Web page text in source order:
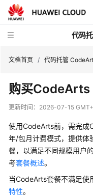
代码
最
新
态
服
务
告
文档首页 / 代码托管
购买CodeArts
更新时间： 2026-07-15
使用CodeArts前，需完成
年/包月计费模式，提供体
餐，以满足不同规模用户
考套餐概述。
当CodeArts套餐不满足使
特性。